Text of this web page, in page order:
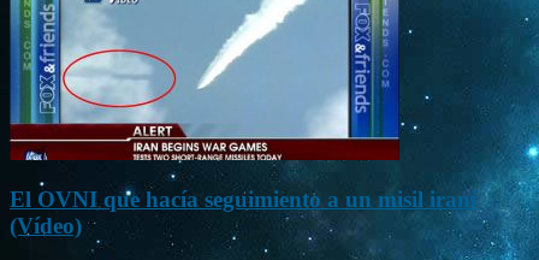
El OVNI que hacía seguimiento a un misil iraní
(Vídeo)